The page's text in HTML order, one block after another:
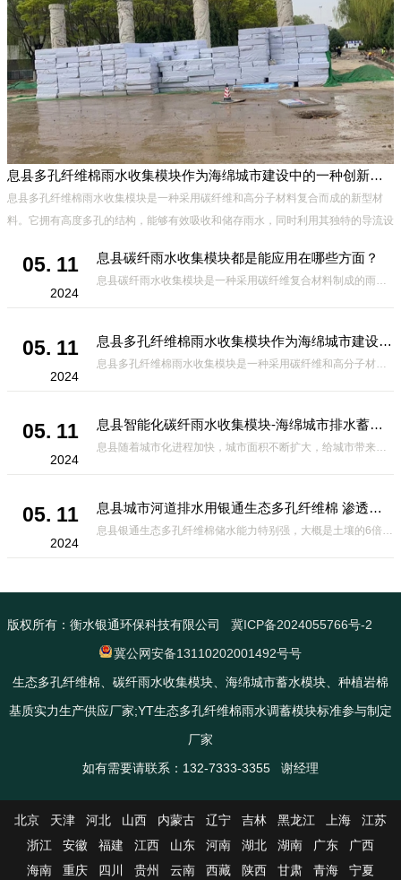
息县多孔纤维棉雨水收集模块作为海绵城市建设中的一种创新材料
息县多孔纤维棉雨水收集模块是一种采用碳纤维和高分子材料复合而成的新型材
料。它拥有高度多孔的结构，能够有效吸收和储存雨水，同时利用其独特的导流设
05. 11
2024
息县碳纤雨水收集模块都是能应用在哪些方面？
息县碳纤雨水收集模块是一种采用碳纤维复合材料制成的雨水收集装置，具有*、环保、可持续等诸多优点。这种模块的设计独特，结构轻巧且强度高，耐腐蚀，能够在各种环境条件下稳定运行。其广泛的应用领域不仅体现在城市规
05. 11
2024
息县多孔纤维棉雨水收集模块作为海绵城市建设中的一种创新材料
息县多孔纤维棉雨水收集模块是一种采用碳纤维和高分子材料复合而成的新型材料。它拥有高度多孔的结构，能够有效吸收和储存雨水，同时利用其独特的导流设计，将雨水迅速排出，有效防止城市内涝的发生。此外，该材料还具有
05. 11
2024
息县智能化碳纤雨水收集模块-海绵城市排水蓄水系统的优选项
息县随着城市化进程加快，城市面积不断扩大，给城市带来的问题也随之增加。其中之一就是水资源的短缺。雨水收集是一种解决城市水资源短缺的有效途径。在雨水收集技术中，智能化碳纤雨水收集模块的出现，为解决城市水资源
05. 11
2024
息县城市河道排水用银通生态多孔纤维棉 渗透性好重量轻
息县银通生态多孔纤维棉储水能力特别强，大概是土壤的6倍，所以在下暴雨或者是严重的雨雪天气时，能将降水量很好的吸收掉，到了天气晴朗之后又会将这些水分蒸发到空气中。这种材料在绿化环保上能起到很大的作用，能够大
版权所有：衡水银通环保科技有限公司
冀ICP备2024055766号-2
冀公网安备13110202001492号号
生态多孔纤维棉、碳纤雨水收集模块、海绵城市蓄水模块、种植岩棉
基质实力生产供应厂家;YT生态多孔纤维棉雨水调蓄模块标准参与制定
厂家
如有需要请联系：132-7333-3355 谢经理
北京 天津 河北 山西 内蒙古 辽宁 吉林 黑龙江 上海
江苏
浙江
安徽 福建 江西 山东 河南 湖北 湖南 广东
广西
海南
重庆 四川 贵州 云南 西藏 陕西 甘肃 青海 宁夏